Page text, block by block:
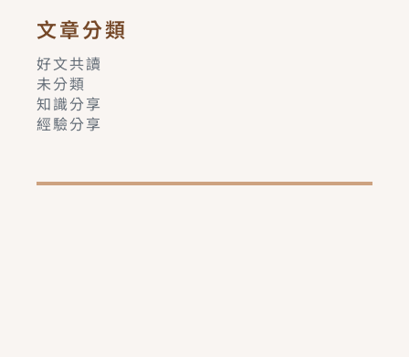
文章分類
好文共讀
未分類
知識分享
經驗分享